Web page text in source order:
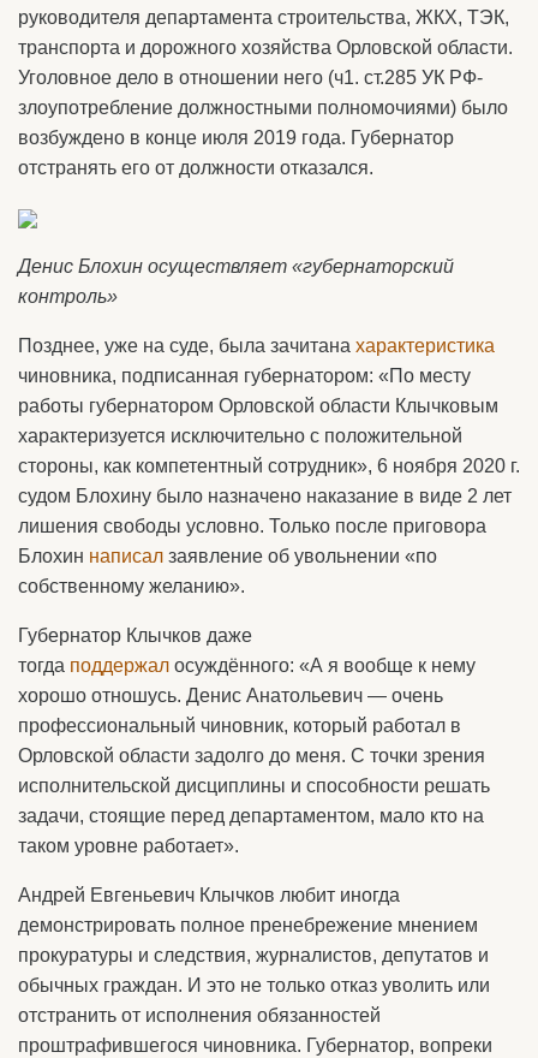
руководителя департамента строительства, ЖКХ, ТЭК,
транспорта и дорожного хозяйства Орловской области.
Уголовное дело в отношении него (ч1. ст.285 УК РФ-
злоупотребление должностными полномочиями) было
возбуждено в конце июля 2019 года. Губернатор
отстранять его от должности отказался.
Денис Блохин осуществляет «губернаторский
контроль»
Позднее, уже на суде, была зачитана характеристика
чиновника, подписанная губернатором: «По месту
работы губернатором Орловской области Клычковым
характеризуется исключительно с положительной
стороны, как компетентный сотрудник», 6 ноября 2020 г.
судом Блохину было назначено наказание в виде 2 лет
лишения свободы условно. Только после приговора
Блохин написал заявление об увольнении «по
собственному желанию».
Губернатор Клычков даже
тогда поддержал осуждённого: «А я вообще к нему
хорошо отношусь. Денис Анатольевич — очень
профессиональный чиновник, который работал в
Орловской области задолго до меня. С точки зрения
исполнительской дисциплины и способности решать
задачи, стоящие перед департаментом, мало кто на
таком уровне работает».
Андрей Евгеньевич Клычков любит иногда
демонстрировать полное пренебрежение мнением
прокуратуры и следствия, журналистов, депутатов и
обычных граждан. И это не только отказ уволить или
отстранить от исполнения обязанностей
проштрафившегося чиновника. Губернатор, вопреки